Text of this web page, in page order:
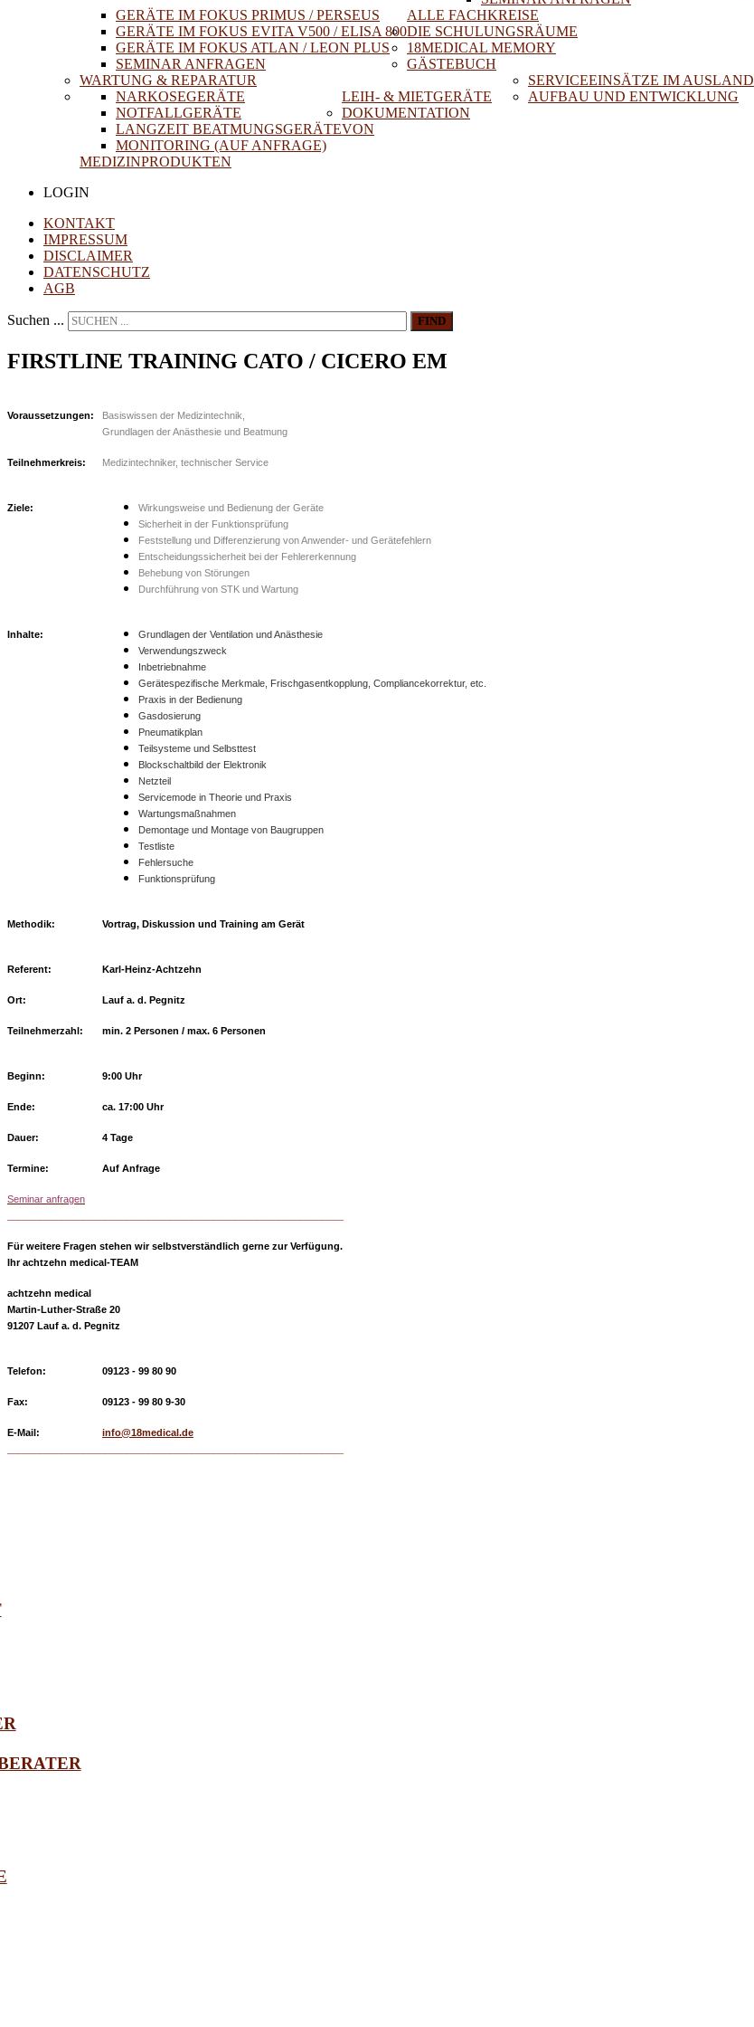
ALLE FACHKREISE
GERÄTE IM FOKUS PRIMUS / PERSEUS
GERÄTE IM FOKUS EVITA V500 / ELISA 800
GERÄTE IM FOKUS ATLAN / LEON PLUS
SEMINAR ANFRAGEN
DIE SCHULUNGSRÄUME
18MEDICAL MEMORY
GÄSTEBUCH
WARTUNG & REPARATUR
LEIH- & MIETGERÄTE
NARKOSEGERÄTE
NOTFALLGERÄTE
LANGZEIT BEATMUNGSGERÄTE
MONITORING (AUF ANFRAGE)
DOKUMENTATION
VON
MEDIZINPRODUKTEN
SERVICEEINSÄTZE IM AUSLAND
AUFBAU UND ENTWICKLUNG
LOGIN
KONTAKT
IMPRESSUM
DISCLAIMER
DATENSCHUTZ
AGB
Suchen ... FIND
FIRSTLINE TRAINING CATO / CICERO EM
Voraussetzungen: Basiswissen der Medizintechnik,
Grundlagen der Anästhesie und Beatmung
Teilnehmerkreis: Medizintechniker, technischer Service
Ziele:
Wirkungsweise und Bedienung der Geräte
Sicherheit in der Funktionsprüfung
Feststellung und Differenzierung von Anwender- und Gerätefehlern
Entscheidungssicherheit bei der Fehlererkennung
Behebung von Störungen
Durchführung von STK und Wartung
Inhalte:
Grundlagen der Ventilation und Anästhesie
Verwendungszweck
Inbetriebnahme
Gerätespezifische Merkmale, Frischgasentkopplung, Compliancekorrektur, etc.
Praxis in der Bedienung
Gasdosierung
Pneumatikplan
Teilsysteme und Selbsttest
Blockschaltbild der Elektronik
Netzteil
Servicemode in Theorie und Praxis
Wartungsmaßnahmen
Demontage und Montage von Baugruppen
Testliste
Fehlersuche
Funktionsprüfung
Methodik: Vortrag, Diskussion und Training am Gerät
Referent: Karl-Heinz-Achtzehn
Ort: Lauf a. d. Pegnitz
Teilnehmerzahl: min. 2 Personen / max. 6 Personen
Beginn: 9:00 Uhr
Ende: ca. 17:00 Uhr
Dauer: 4 Tage
Termine: Auf Anfrage
Seminar anfragen
Für weitere Fragen stehen wir selbstverständlich gerne zur Verfügung.
Ihr achtzehn medical-TEAM
achtzehn medical
Martin-Luther-Straße 20
91207 Lauf a. d. Pegnitz
Telefon: 09123 - 99 80 90
Fax: 09123 - 99 80 9-30
E-Mail:
info@18medical.de